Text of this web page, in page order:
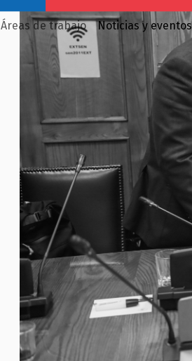
Áreas de trabajo Noticias y eventos